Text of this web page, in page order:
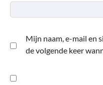
Mijn naam, e-mail en
de volgende keer